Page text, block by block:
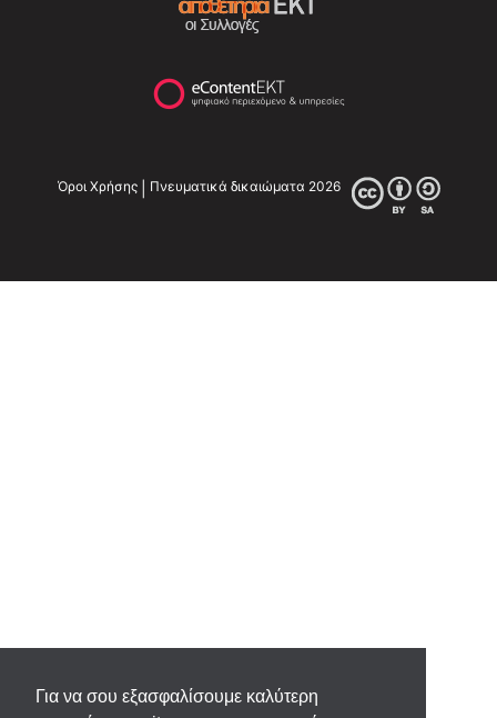
Για να σου εξασφαλίσουμε καλύτερη